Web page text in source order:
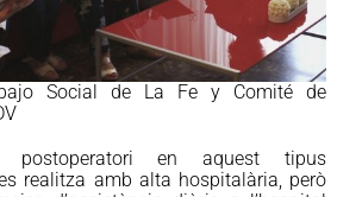
Social de La Fe y Comité de
postoperatori en aquest tipus
realitza amb alta hospitalària, però